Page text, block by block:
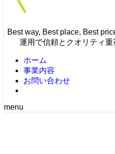
Best way, Best place, Best
運用で信頼とクオリティ
ホーム
事業内容
お問い合わせ
menu